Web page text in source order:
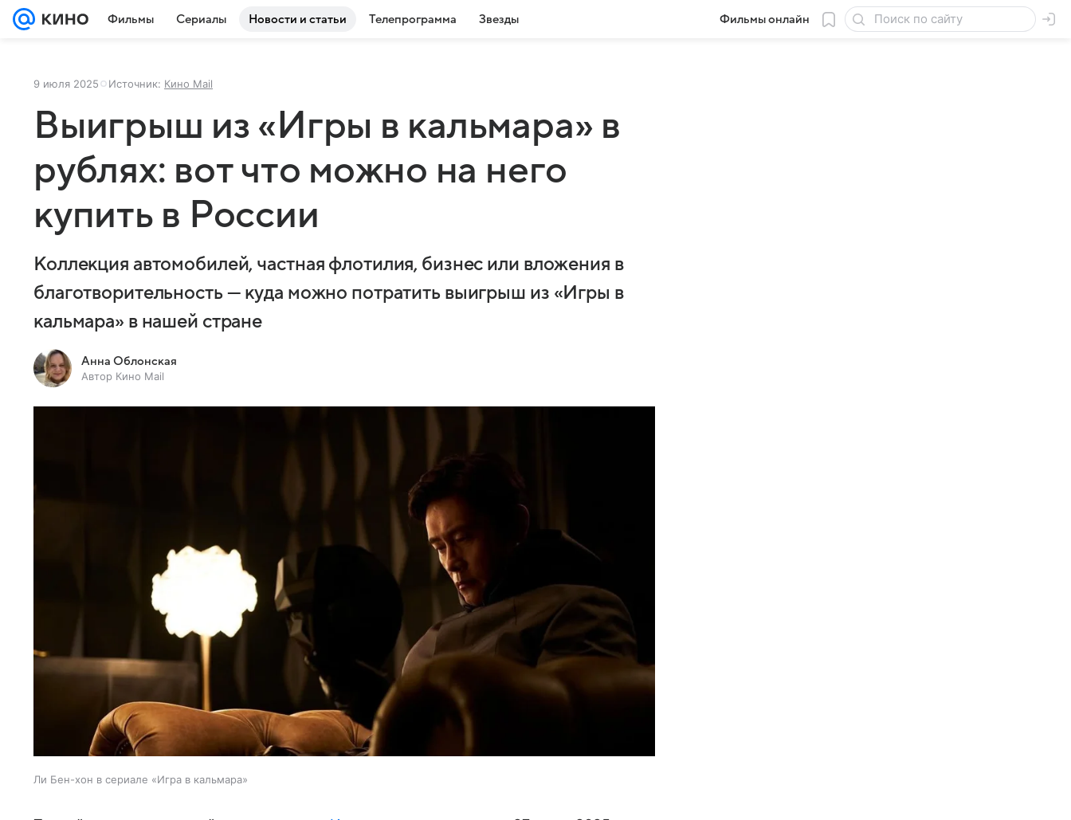
Фильмы Сериалы Новости и статьи Телепрограмма Звезды Фильмы онлайн
9 июля 2025 Источник: Кино Mail
Выигрыш из «Игры в кальмара» в
рублях: вот что можно на него
купить в России
Коллекция автомобилей, частная флотилия, бизнес или вложения в
благотворительность — куда можно потратить выигрыш из «Игры в
кальмара» в нашей стране
Анна Облонская
Автор Кино Mail
Ли Бен-хон в сериале «Игра в кальмара»